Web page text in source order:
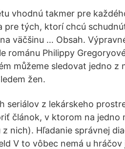
vhodnú takmer pre
pre tých, ktorí chcú
väčšinu … Obsah.
románu Philippy
můžeme sledovat jedno
žen.
seriálov z lekárskeho
článok, v ktorom na jedno
z nich). Hľadanie správnej
V to vôbec nemá u